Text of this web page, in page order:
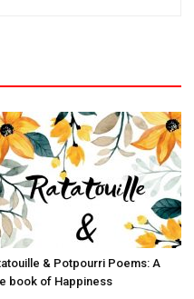
& Potpourri Poems: A
book of Happiness